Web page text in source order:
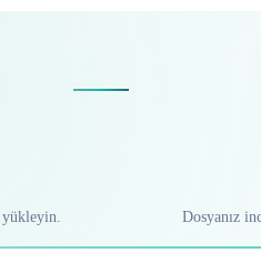
yükleyin. Dosyanız